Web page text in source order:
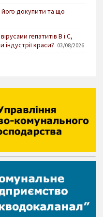
його докупити та що
гепатитів В і С,
краси? 03/08/2026